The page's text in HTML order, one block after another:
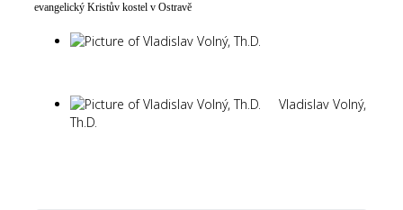
evangelický Kristův kostel v Ostravě
Vladislav Volný,
Th.D.